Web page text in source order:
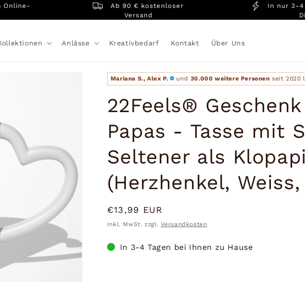
Ab 90 € kostenloser
Versand
In nur 3-4
Anlässe Kreativbedarf Kontakt Über Uns
Mariana S., Alex P. und 30.000 weitere Personen seit 2020
22Feels®
Papas - Tasse mit
Seltener als
(Herzhenkel,
Normaler
Preis
€13,99 EUR
Inkl. MwSt. zzgl. Versandkosten
In 3-4 Tagen bei Ihnen zu Hause